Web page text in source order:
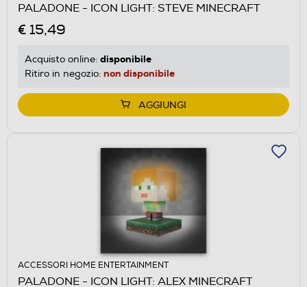
PALADONE - ICON LIGHT: STEVE MINECRAFT
€ 15,49
Acquisto online: disponibile
Ritiro in negozio: non disponibile
AGGIUNGI
ACCESSORI HOME ENTERTAINMENT
PALADONE - ICON LIGHT: ALEX MINECRAFT